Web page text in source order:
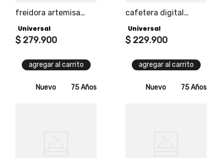
freidora artemisa
de potencia,
temporizador
regulable para
saludable.
Universal
$ 279.900
agregar al carrito
cafetera digital
digital, función
programable, función
14 tazas.
Universal
$ 229.900
agregar al carrito
Nuevo 75 Años Nuevo 75 Años